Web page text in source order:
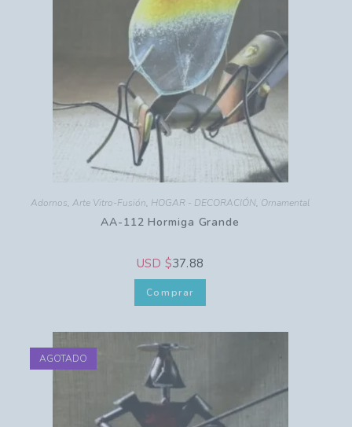
Adornos, Arte Vitro-Fusión, HOGAR - DECORACIÓN, Ornamental
AA-112 Hormiga Grande
USD $37.88
Comprar
AGOTADO